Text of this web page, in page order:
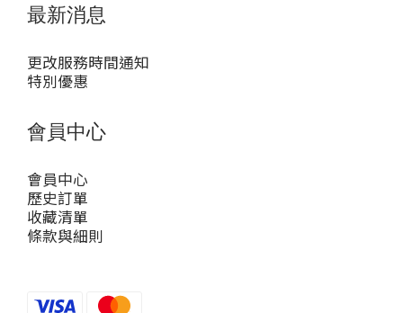
最新消息
更改服務時間通知
特別優惠
會員中心
會員中心
歷史訂單
收藏清單
條款與細則